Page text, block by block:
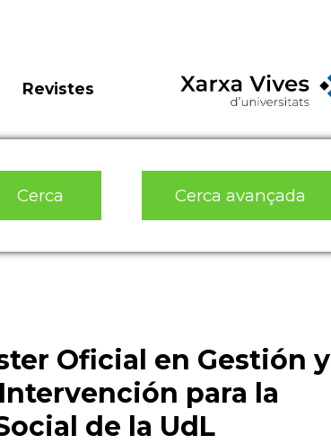
Revistes
Cerca Cerca avançada
Oficial en Gestión y
para la
de la UdL